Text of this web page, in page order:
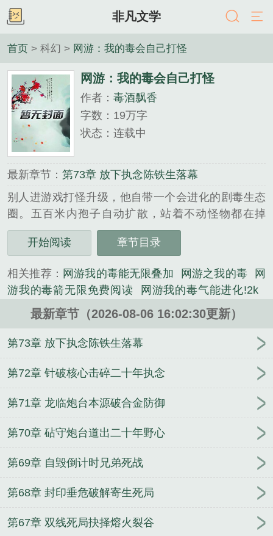
非凡文学
首页 > 科幻 > 网游：我的毒会自己打怪
网游：我的毒会自己打怪
作者： 毒酒飘香
字数：19万字
状态：连载中
最新章节： 第73章 放下执念陈铁生落幕
别人进游戏打怪升级，他自带一个会进化的剧毒生态
圈。五百米内孢子自动扩散，站着不动怪物都在掉
血。 系统查不到他的数据，公会追不上他的权
限，连官方警告信都被菌丝分解成肥料。 后来全
《网游：我的毒会自己打怪》是毒酒飘香精心创作的
科幻类小说。
开始阅读 章节目录
相关推荐： 网游我的毒能无限叠加 网游之我的毒
网
游我的毒箭无限免费阅读
网游我的毒气能进化!2k
网游我的毒气能进化!笔趣阁 网游我的毒气能进化!卡
网游我的毒气能进化卡夜阁
网游我的毒气能进
化!爱看书吧 网游我的毒气能进化
我的毒气能进化
气能进化!免费 网游我毒死了全世界
网游我的毒气
友我的毒能杀神 网游我的毒能屠神百科人物介绍
网
的毒能毒神
网游我的毒素只持续亿秒
我
不是阴神
穿成六零炮灰，跟亲爹随军成团宠
四合
院：重生后我能天天开盲盒
影视：开局破劫案，获
枪械精通 诸天穿越从古墓派开始
炮灰贵妃的咸鱼日
我靠山海经杀疯了 前男友劈腿妹妹，我闪婚他疯了
最新章节（2026-08-06 16:02:30更新）
第73章 放下执念陈铁生落幕
第72章 针破核心击碎二十年执念
第71章 龙临炮台本源破合金防御
第70章 砧守炮台道出二十年野心
第69章 自毁倒计时兄弟死战
第68章 封印垂危破解寄生死局
第67章 双线死局抉择熔火裂谷